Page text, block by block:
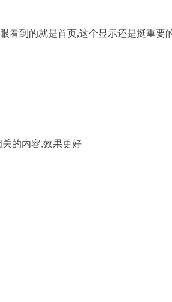
看到的就是首页,这个显示还是挺重要
的内容,效果更好